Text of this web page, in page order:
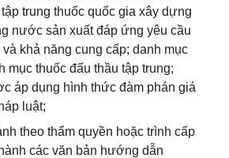
trung thuốc quốc gia xây dựng
nước sản xuất đáp ứng yêu cầu
khả năng cung cấp; danh mục
mục thuốc đấu thầu tập trung;
áp dụng hình thức đàm phán giá
luật;
theo thẩm quyền hoặc trình cấp
các văn bản hướng dẫn